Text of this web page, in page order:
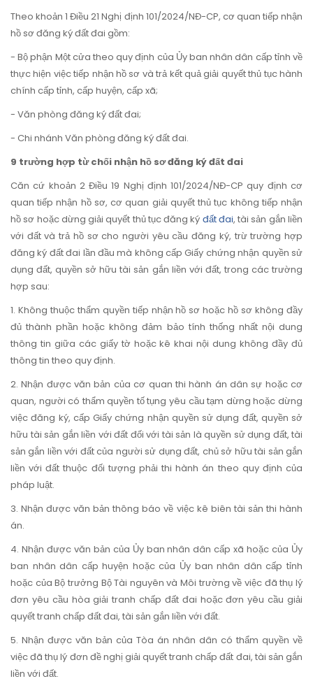
Theo khoản 1 Điều 21 Nghị định 101/2024/NĐ-CP, cơ quan tiếp nhận
hồ sơ đăng ký đất đai gồm:
- Bộ phận Một cửa theo quy định của Ủy ban nhân dân cấp tỉnh về
thực hiện việc tiếp nhận hồ sơ và trả kết quả giải quyết thủ tục hành
chính cấp tỉnh, cấp huyện, cấp xã;
- Văn phòng đăng ký đất đai;
- Chi nhánh Văn phòng đăng ký đất đai.
9 trường hợp từ chối nhận hồ sơ đăng ký đất đai
Căn cứ khoản 2 Điều 19 Nghị định 101/2024/NĐ-CP quy định cơ
quan tiếp nhận hồ sơ, cơ quan giải quyết thủ tục không tiếp nhận
hồ sơ hoặc dừng giải quyết thủ tục đăng ký đất đai, tài sản gắn liền
với đất và trả hồ sơ cho người yêu cầu đăng ký, trừ trường hợp
đăng ký đất đai lần đầu mà không cấp Giấy chứng nhận quyền sử
dụng đất, quyền sở hữu tài sản gắn liền với đất, trong các trường
hợp sau:
1. Không thuộc thẩm quyền tiếp nhận hồ sơ hoặc hồ sơ không đầy
đủ thành phần hoặc không đảm bảo tính thống nhất nội dung
thông tin giữa các giấy tờ hoặc kê khai nội dung không đầy đủ
thông tin theo quy định.
2. Nhận được văn bản của cơ quan thi hành án dân sự hoặc cơ
quan, người có thẩm quyền tố tụng yêu cầu tạm dừng hoặc dừng
việc đăng ký, cấp Giấy chứng nhận quyền sử dụng đất, quyền sở
hữu tài sản gắn liền với đất đối với tài sản là quyền sử dụng đất, tài
sản gắn liền với đất của người sử dụng đất, chủ sở hữu tài sản gắn
liền với đất thuộc đối tượng phải thi hành án theo quy định của
pháp luật.
3. Nhận được văn bản thông báo về việc kê biên tài sản thi hành
án.
4. Nhận được văn bản của Ủy ban nhân dân cấp xã hoặc của Ủy
ban nhân dân cấp huyện hoặc của Ủy ban nhân dân cấp tỉnh
hoặc của Bộ trưởng Bộ Tài nguyên và Môi trường về việc đã thụ lý
đơn yêu cầu hòa giải tranh chấp đất đai hoặc đơn yêu cầu giải
quyết tranh chấp đất đai, tài sản gắn liền với đất.
5. Nhận được văn bản của Tòa án nhân dân có thẩm quyền về
việc đã thụ lý đơn đề nghị giải quyết tranh chấp đất đai, tài sản gắn
liền với đất.